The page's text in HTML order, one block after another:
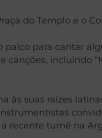
do Templo e o
palco para cantar
canções, incluindo
às suas raízes
recente turnê na